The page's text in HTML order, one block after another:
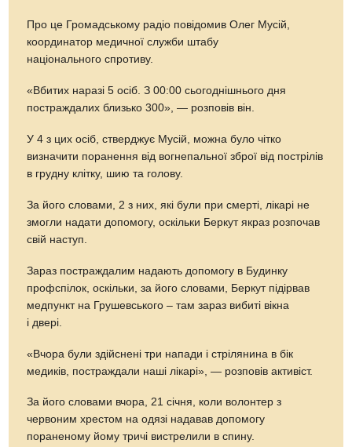
Про це Громадському радіо повідомив Олег Мусій,
координатор медичної служби штабу
національного спротиву.
«Вбитих наразі 5 осіб. З 00:00 сьогоднішнього дня
постраждалих близько 300», — розповів він.
У 4 з цих осіб, стверджує Мусій, можна було чітко
визначити поранення від вогнепальної зброї від пострілів
в грудну клітку, шию та голову.
За його словами, 2 з них, які були при смерті, лікарі не
змогли надати допомогу, оскільки Беркут якраз розпочав
свій наступ.
Зараз постраждалим надають допомогу в Будинку
профспілок, оскільки, за його словами, Беркут підірвав
медпункт на Грушевського – там зараз вибиті вікна
і двері.
«Вчора були здійснені три напади і стрілянина в бік
медиків, постраждали наші лікарі», — розповів активіст.
За його словами вчора, 21 січня, коли волонтер з
червоним хрестом на одязі надавав допомогу
пораненому йому тричі вистрелили в спину.